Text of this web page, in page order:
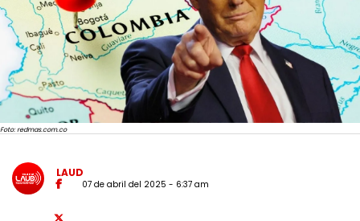
Foto: redmas.com.co
LAUD
07 de abril del 2025 - 6:37 am